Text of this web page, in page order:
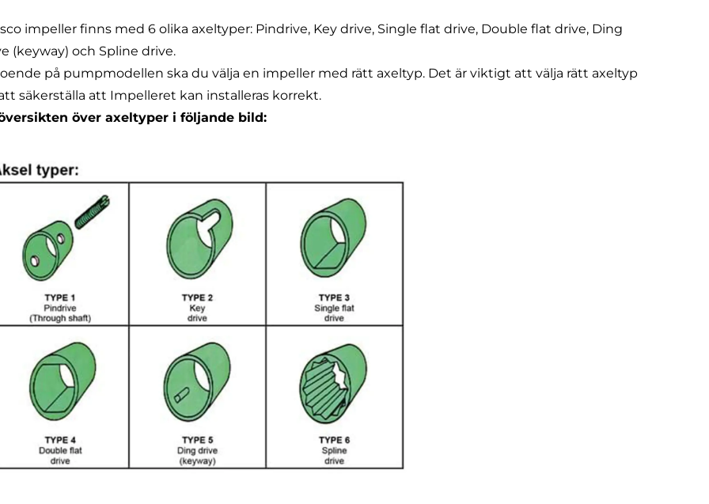
impeller finns med 6 olika axeltyper: Pindrive, Key drive, Single flat drive, Double flat drive, Ding
(keyway) och Spline drive.
på pumpmodellen ska du välja en impeller med rätt axeltyp. Det är viktigt att välja rätt axeltyp
säkerställa att Impelleret kan installeras korrekt.
över axeltyper i följande bild: